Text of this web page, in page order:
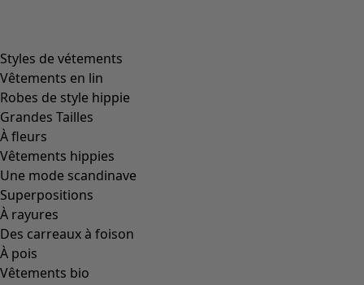
Styles de vétements
Vêtements en lin
Robes de style hippie
Grandes Tailles
À fleurs
Vêtements hippies
Une mode scandinave
Superpositions
À rayures
Des carreaux à foison
À pois
Vêtements bio